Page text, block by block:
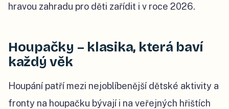
hravou zahradu pro děti zařídit i v roce 2026.
Houpačky – klasika, která baví
každý věk
Houpání patří mezi nejoblíbenější dětské aktivity a
fronty na houpačku bývají i na veřejných hřištích